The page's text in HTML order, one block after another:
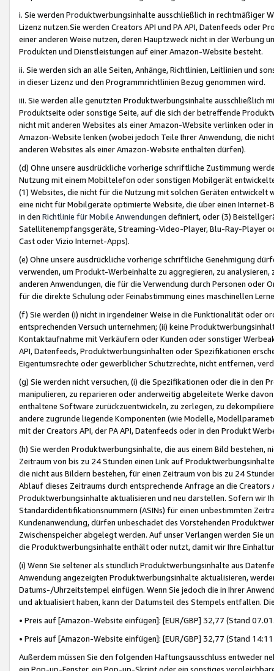
i. Sie werden Produktwerbungsinhalte ausschließlich in rechtmäßiger
Lizenz nutzen.Sie werden Creators API und PA API, Datenfeeds oder
einer anderen Weise nutzen, deren Hauptzweck nicht in der Werbung
Produkten und Dienstleistungen auf einer Amazon-Website besteht.
ii. Sie werden sich an alle Seiten, Anhänge, Richtlinien, Leitlinien und
in dieser Lizenz und den Programmrichtlinien Bezug genommen wird.
iii. Sie werden alle genutzten Produktwerbungsinhalte ausschließlich
Produktseite oder sonstige Seite, auf die sich der betreffende
nicht mit anderen Websites als einer Amazon-Website verlinken oder
Amazon-Website lenken (wobei jedoch Teile Ihrer Anwendung, die
anderen Websites als einer Amazon-Website enthalten dürfen).
(d) Ohne unsere ausdrückliche vorherige schriftliche Zustimmung
Nutzung mit einem Mobiltelefon oder sonstigen Mobilgerät
(1) Websites, die nicht für die Nutzung mit solchen Geräten
eine nicht für Mobilgeräte optimierte Website, die über einen
in den Richtlinie für Mobile Anwendungen definiert, oder (3)
Satellitenempfangsgeräte, Streaming-Video-Player, Blu-Ray-Player
Cast oder Vizio Internet-Apps).
(e) Ohne unsere ausdrückliche vorherige schriftliche Genehmigung
verwenden, um Produkt-Werbeinhalte zu aggregieren, zu
anderen Anwendungen, die für die Verwendung durch Personen
für die direkte Schulung oder Feinabstimmung eines maschinellen
(f) Sie werden (i) nicht in irgendeiner Weise in die Funktionalität oder
entsprechenden Versuch unternehmen; (ii) keine
Kontaktaufnahme mit Verkäufern oder Kunden oder sonstiger
API, Datenfeeds, Produktwerbungsinhalten oder Spezifikationen
Eigentumsrechte oder gewerblicher Schutzrechte, nicht entfernen,
(g) Sie werden nicht versuchen, (i) die Spezifikationen oder die in
manipulieren, zu reparieren oder anderweitig abgeleitete Werke
enthaltene Software zurückzuentwickeln, zu zerlegen, zu
andere zugrunde liegende Komponenten (wie Modelle,
mit der Creators API, der PA API, Datenfeeds oder in den Produkt
(h) Sie werden Produktwerbungsinhalte, die aus einem Bild bestehen,
Zeitraum von bis zu 24 Stunden einen Link auf
die nicht aus Bildern bestehen, für einen Zeitraum von bis zu 24
Ablauf dieses Zeitraums durch entsprechende Anfrage an die
Produktwerbungsinhalte aktualisieren und neu darstellen. Sofern wir
Standardidentifikationsnummern (ASINs) für einen unbestimmten
Kundenanwendung, dürfen unbeschadet des Vorstehenden
Zwischenspeicher abgelegt werden. Auf unser Verlangen werden Sie
die Produktwerbungsinhalte enthält oder nutzt, damit wir Ihre
(i) Wenn Sie seltener als stündlich Produktwerbungsinhalte aus
Anwendung angezeigten Produktwerbungsinhalte aktualisieren,
Datums-/Uhrzeitstempel einfügen. Wenn Sie jedoch die in Ihrer
und aktualisiert haben, kann der Datumsteil des Stempels entfallen.
• Preis auf [Amazon-Website einfügen]: [EUR/GBP] 32,77 (Stand
• Preis auf [Amazon-Website einfügen]: [EUR/GBP] 32,77 (Stand
Außerdem müssen Sie den folgenden Haftungsausschluss entweder
ein Pop-up-Fenster, ein Pop-up-Skript oder ein sonstiges